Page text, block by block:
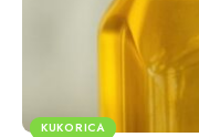
KUKORICA